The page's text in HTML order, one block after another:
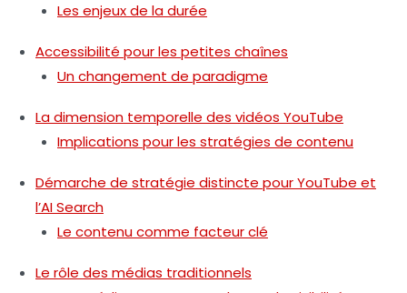
Les enjeux de la durée
Accessibilité pour les petites chaînes
Un changement de paradigme
La dimension temporelle des vidéos YouTube
Implications pour les stratégies de contenu
Démarche de stratégie distincte pour YouTube et
l’AI Search
Le contenu comme facteur clé
Le rôle des médias traditionnels